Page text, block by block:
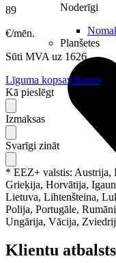
Noderīgi
Planšetes
89
€/mēn.
Sūti MVA uz 1626
Līguma kopsavilkums
Kā pieslēgt
Izmaksas
Svarīgi zināt
* EEZ+ valstis: Austrija,
Grieķija, Horvātija,
Lietuva, Lihtenšteina,
Polija, Portugāle,
Ungārija, Vācija,
Klientu atbalsts